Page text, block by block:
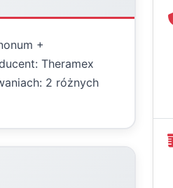
+
Theramex
2 różnych